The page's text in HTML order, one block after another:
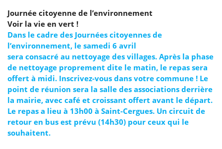
Journée citoyenne de l’environnement
Voir la vie en vert !
Dans le cadre des Journées citoyennes de
l’environnement, le samedi 6 avril
sera consacré au nettoyage des villages. Après la phase
de nettoyage proprement dite le matin, le repas sera
offert à midi. Inscrivez-vous dans votre commune ! Le
point de réunion sera la salle des associations derrière
la mairie, avec café et croissant offert avant le départ.
Le repas a lieu à 13h00 à Saint-Cergues. Un circuit de
retour en bus est prévu (14h30) pour ceux qui le
souhaitent.